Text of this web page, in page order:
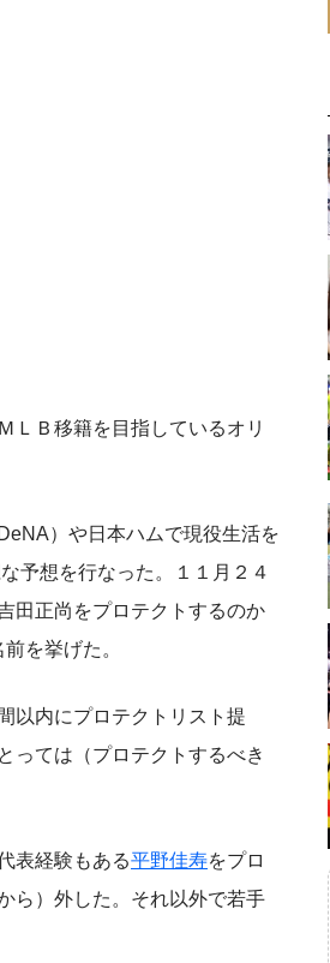
ＬＢ移籍を目指しているオリ
）や日本ハムで現役生活を
予想を行なった。１１月２４
田正尚をプロテクトするのか
を挙げた。
以内にプロテクトリスト提
っては（プロテクトするべき
表経験もある平野佳寿をプロ
ら）外した。それ以外で若手